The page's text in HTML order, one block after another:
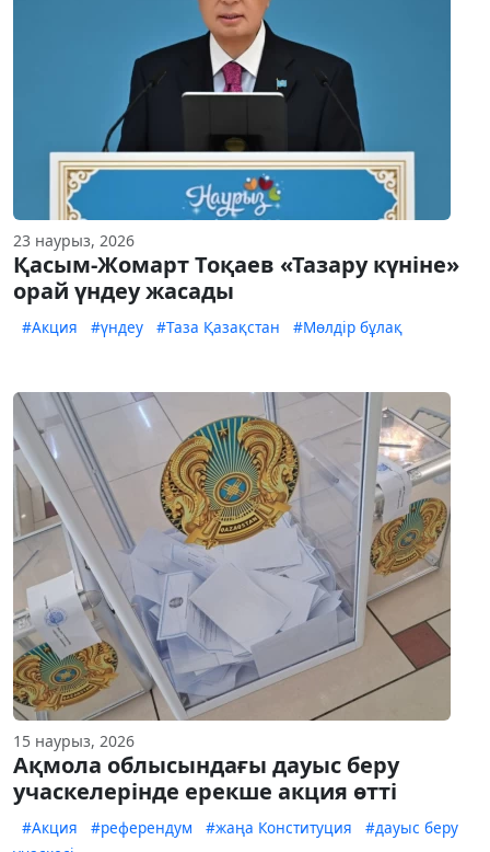
23 наурыз, 2026
Қасым-Жомарт Тоқаев «Тазару күніне»
орай үндеу жасады
#Акция #үндеу #Таза Қазақстан #Мөлдір бұлақ
15 наурыз, 2026
Ақмола облысындағы дауыс беру
учаскелерінде ерекше акция өтті
#Акция #референдум #жаңа Конституция
#дауыс беру